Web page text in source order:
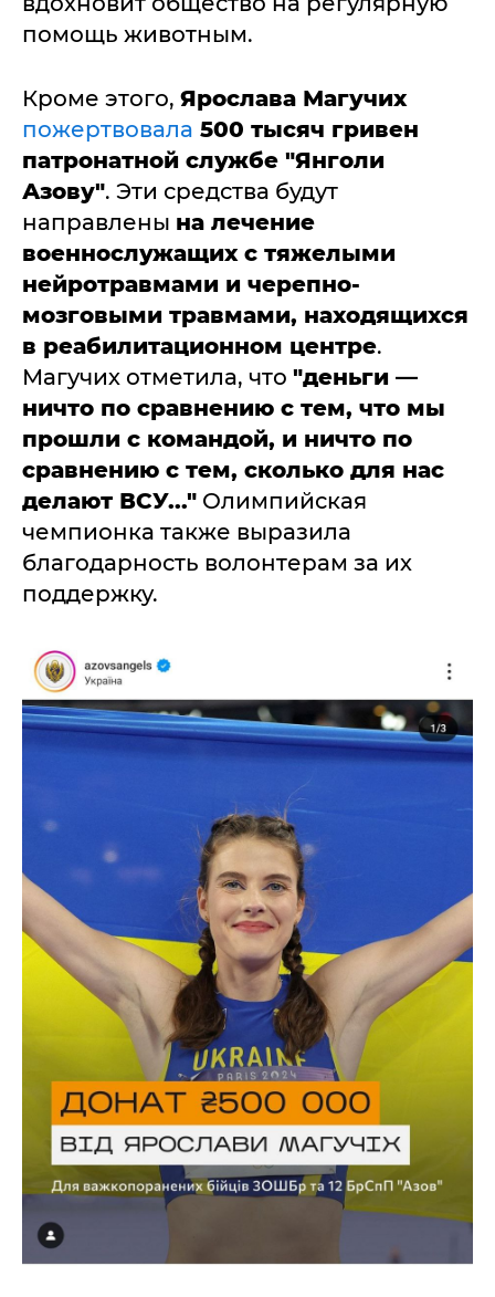
помощь животным.
Кроме этого, Ярослава Магучих
пожертвовала 500 тысяч гривен
патронатной службе "Янголи
Азову". Эти средства будут
направлены на лечение
военнослужащих с тяжелыми
нейротравмами и черепно-
мозговыми травмами, находящихся
в реабилитационном центре.
Магучих отметила, что "деньги —
ничто по сравнению с тем, что мы
прошли с командой, и ничто по
сравнению с тем, сколько для нас
делают ВСУ..." Олимпийская
чемпионка также выразила
благодарность волонтерам за их
поддержку.